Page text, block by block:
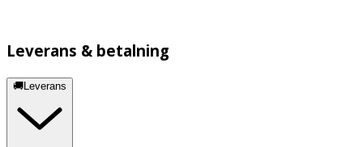
Leverans & betalning
🚚Leverans